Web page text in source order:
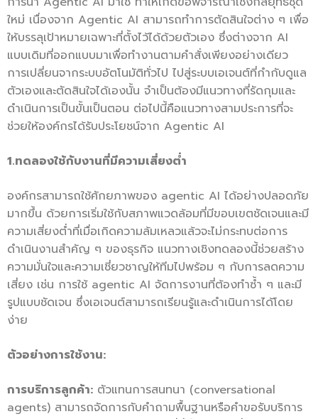
ใหม่ เนื่องจาก Agentic AI สามารถทำการตัดสินใจต่าง ๆ เพื่อ
ให้บรรลุเป้าหมายเฉพาะที่ตั้งไว้ได้ด้วยตัวเอง ซึ่งต่างจาก AI
แบบเดิมที่ออกแบบมาเพื่อทำงานตามคำสั่งเพียงอย่างเดียว
การเปลี่ยนจากระบบอัตโนมัติทั่วไป ไปสู่ระบบเอเจนต์ที่กำกับดูแล
ตัวเองและตัดสินใจได้เองนั้น จำเป็นต้องมีแนวทางที่รัดกุมและ
ดำเนินการเป็นขั้นเป็นตอน ต่อไปนี้คือแนวทางสามประการที่จะ
ช่วยให้องค์กรได้รับประโยชน์จาก Agentic AI
1.ทดลองใช้กับงานที่มีความเสี่ยงต่ำ
องค์กรสามารถใช้ศักยภาพของ agentic AI ได้อย่างปลอดภัย
มากขึ้น ด้วยการเริ่มใช้กับสภาพแวดล้อมที่มีขอบเขตชัดเจนและมี
ความเสี่ยงต่ำที่เมื่อเกิดความล้มเหลวแล้วจะไม่กระทบต่อการ
ดำเนินงานสำคัญ ๆ ของธุรกิจ แนวทางเชิงทดลองนี้ช่วยสร้าง
ความมั่นใจและความเชี่ยวชาญให้ทีมไปพร้อม ๆ กับการลดความ
เสี่ยง เช่น การใช้ agentic AI จัดการงานที่ต้องทำซ้ำ ๆ และมี
รูปแบบชัดเจน ซึ่งเอเจนต์สามารถเรียนรู้และดำเนินการได้โดย
ง่าย
ตัวอย่างการใช้งาน:
การบริการลูกค้า: ตัวแทนการสนทนา (conversational
agents) สามารถจัดการกับคำถามพื้นฐานหรือคำขอรับบริการ